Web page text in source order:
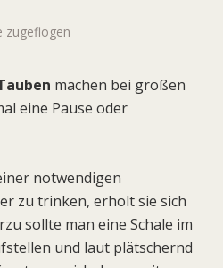
zugeflogen
machen bei großen
eine Pause oder
notwendigen
zu trinken, erholt sie sich
sollte man eine Schale im
und laut plätschernd